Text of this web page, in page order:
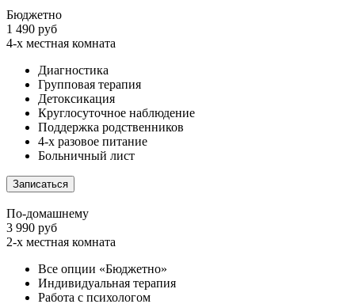
Бюджетно
1 490 руб
4-х местная комната
Диагностика
Групповая терапия
Детоксикация
Круглосуточное наблюдение
Поддержка родственников
4-х разовое питание
Больничный лист
Записаться
По-домашнему
3 990 руб
2-х местная комната
Все опции «Бюджетно»
Индивидуальная терапия
Работа с психологом